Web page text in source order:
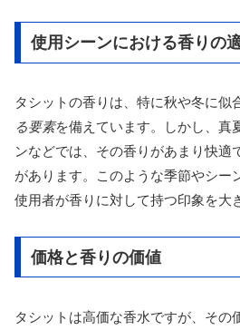
使用シーンにおける香りの
タシットの香りは、特に秋や冬に似
る要素を備えています。しかし、真
ンなどでは、その香りがあまり快適
があります。このような季節やシー
使用者が香りに対して持つ印象を大
価格と香りの価値
タシットは高価な香水ですが、その